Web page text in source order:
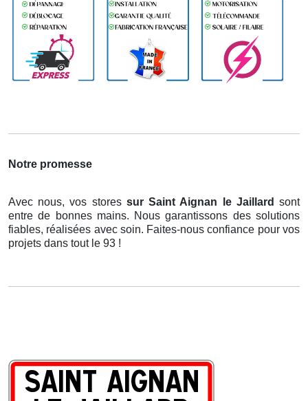
Notre promesse
Avec nous, vos stores sur Saint Aignan le Jaillardsont
entre de bonnes mains. Nous garantissons des solutions
fiables, réalisées avec soin. Faites-nous confiance pour vos
projets dans tout le 93 !